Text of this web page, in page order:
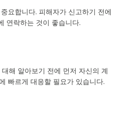
요합니다. 피해자가 신고하기 전에
연락하는 것이 좋습니다.
대해 알아보기 전에 먼저 자신의 계
빠르게 대응할 필요가 있습니다.